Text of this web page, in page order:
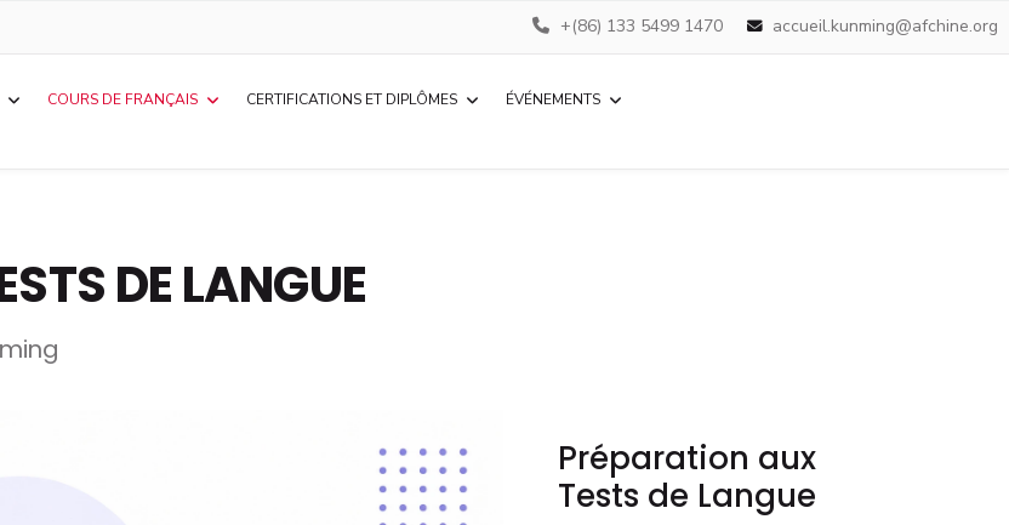
+(86) 133 5499 1470 accueil.kunming@afchine.org
COURS DE FRANÇAIS CERTIFICATIONS ET DIPLÔMES ÉVÉNEMENTS
DE LANGUE
Préparation aux
Tests de Langue